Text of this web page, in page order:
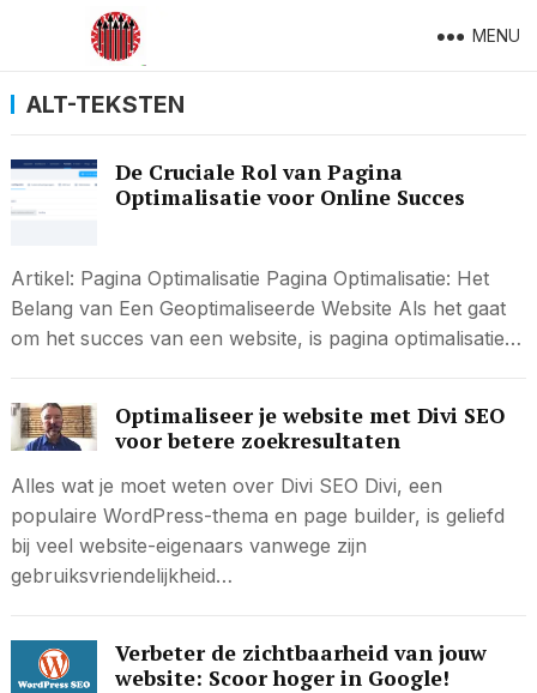
MENU
ALT-TEKSTEN
De Cruciale Rol van Pagina
Optimalisatie voor Online Succes
Artikel: Pagina Optimalisatie Pagina Optimalisatie: Het
Belang van Een Geoptimaliseerde Website Als het gaat
om het succes van een website, is pagina optimalisatie…
Optimaliseer je website met Divi SEO
voor betere zoekresultaten
Alles wat je moet weten over Divi SEO Divi, een
populaire WordPress-thema en page builder, is geliefd
bij veel website-eigenaars vanwege zijn
gebruiksvriendelijkheid…
Verbeter de zichtbaarheid van jouw
website: Scoor hoger in Google!